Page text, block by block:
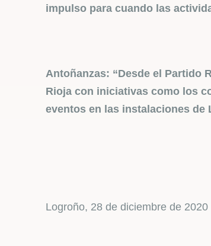
impulso para cuando las
Antoñanzas: “Desde el Partido
Rioja con iniciativas como los
eventos en las instalaciones de
Logroño, 28 de diciembre de 2020